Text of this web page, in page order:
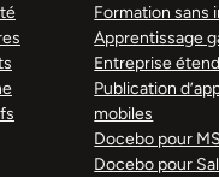
Formation sans
Apprentissage
Entreprise
Publication
mobiles
Docebo pour
Docebo pour